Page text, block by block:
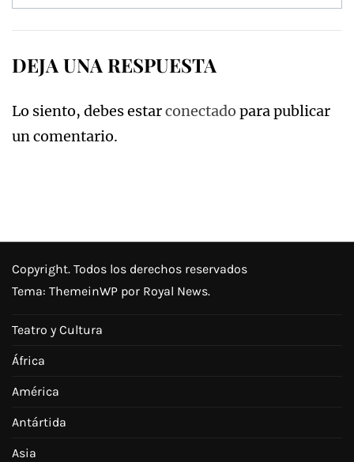
DEJA UNA RESPUESTA
Lo siento, debes estarconectado para publicar
un comentario.
Copyright. Todos los derechos reservados
Tema: ThemeinWP por Royal News.
Teatro y Cultura
África
América
Antártida
Asia